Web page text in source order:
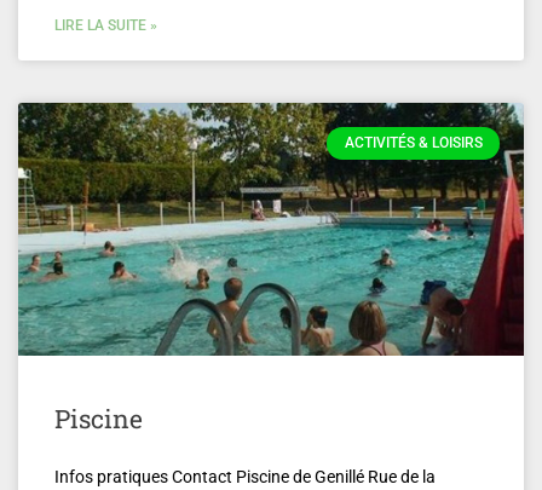
LIRE LA SUITE »
ACTIVITÉS & LOISIRS
Piscine
Infos pratiques Contact Piscine de Genillé Rue de la